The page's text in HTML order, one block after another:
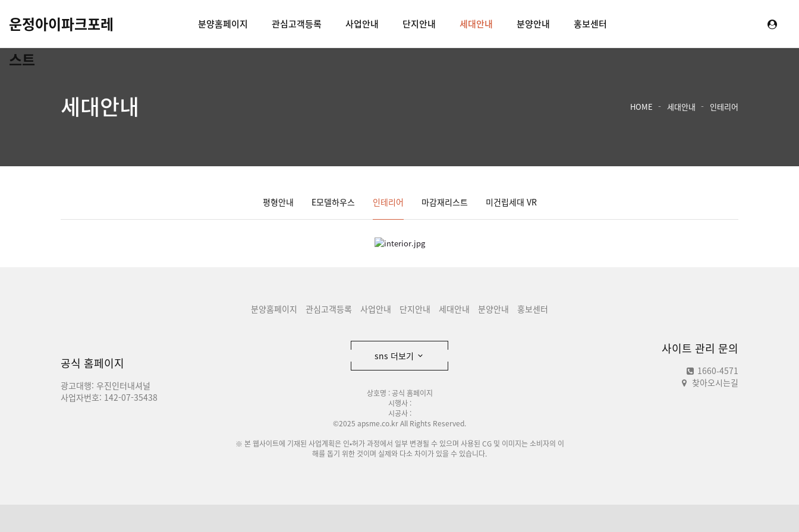
운정아이파크포레
스트
분양홈페이지 관심고객등록 사업안내 단지안내 세대안내 분양안내 홍보센터
세대안내 HOME 세대안내 인테리어
평형안내 E모델하우스 인테리어 마감재리스트 미건립세대 VR
분양홈페이지 관심고객등록 사업안내 단지안내 세대안내 분양안내 홍보센터
공식 홈페이지
광고대행: 우진인터내셔널
사업자번호: 142-07-35438
사이트 관리 문의
1660-4571
찾아오시는길
sns 더보기
상호명 : 공식 홈페이지
시행사 :
시공사 :
©2025 apsme.co.kr All Rights Reserved.
※ 본 웹사이트에 기재된 사업계획은 인•허가 과정에서 일부 변경될 수 있으며 사용된 CG 및 이미지는 소비자의 이
해를 돕기 위한 것이며 실제와 다소 차이가 있을 수 있습니다.